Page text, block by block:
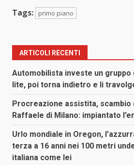
Tags: primo piano
ARTICOLI RECENTI
Automobilista investe un gruppo
lite, poi torna indietro e li
Procreazione assistita, scambio
Raffaele di Milano: impiantato
Urlo mondiale in Oregon,
terza a 16 anni nei 100 metri
italiana come lei